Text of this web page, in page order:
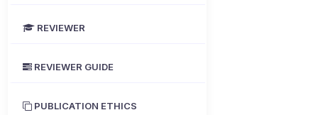
REVIEWER
REVIEWER GUIDE
PUBLICATION ETHICS